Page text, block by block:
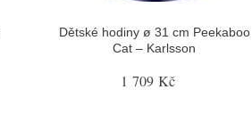
Dětské hodiny ø 31 cm Peekaboo
Cat – Karlsson
1 709 Kč